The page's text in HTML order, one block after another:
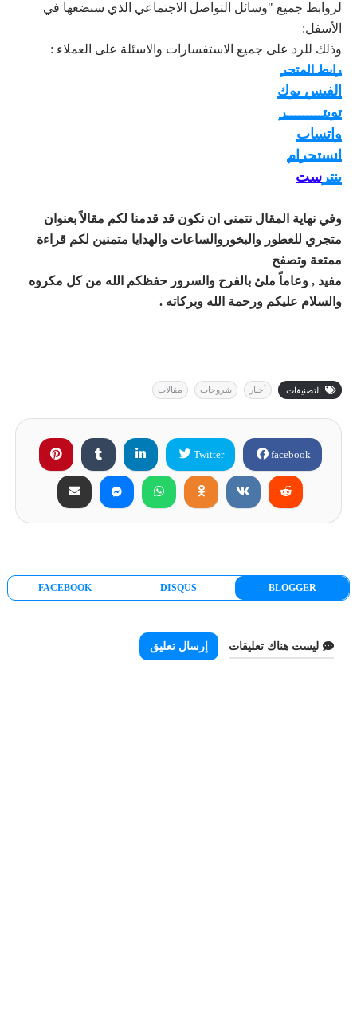
لروابط جميع "وسائل التواصل الاجتماعي الذي سنضعها في
الأسفل:
وذلك للرد على جميع الاستفسارات والاسئلة على العملاء :
رابط المتجر
الفيس بوك
تويتـــــــــر
واتساب
انستجرام
بنتر ست
وفي نهاية المقال نتمنى ان نكون قد قدمنا لكم مقالاً بعنوان
متجري للعطور والبخوروالساعات والهدايا متمنين لكم قراءة
ممتعة وتصفح
مفيد , وعاماً ملئ بالفرح والسرور حفظكم الله من كل مكروه
والسلام عليكم ورحمة الله وبركاته .
التصنيفات: أخبار شروحات مقالات
facebook
Twitter
BLOGGER
DISQUS
FACEBOOK
ليست هناك تعليقات إرسال تعليق